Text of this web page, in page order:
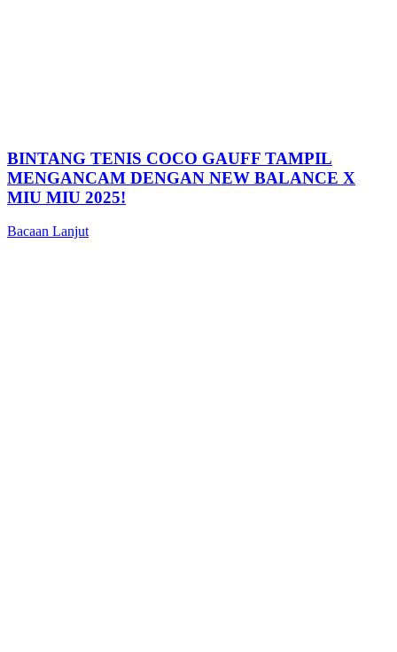
BINTANG TENIS COCO GAUFF TAMPIL
MENGANCAM DENGAN NEW BALANCE X
MIU MIU 2025!
Bacaan Lanjut